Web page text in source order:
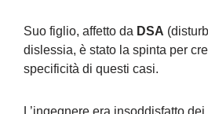
Suo figlio, affetto da DSA
dislessia, è stato la spinta per
specificità di questi casi.
L’ingegnere era insoddisfatto